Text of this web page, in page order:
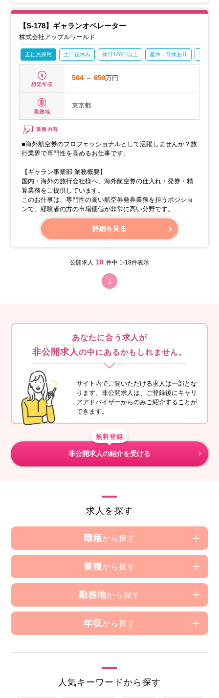
ホテル内の気持ちの良い環境を保っていただきます。
【S-178】ギャランオペレーター
株式会社アップルワールド
正社員採用 土日祝休み 休日120日以上 産休・育休あり 賞与あ
想定年収
504 ～650万円
勤務地
東京都
業務内容
■海外航空券のプロフェッショナルとして活躍しませんか？旅
行業界で専門性を高めるお仕事です。
【ギャラン事業部 業務概要】
国内・海外の旅行会社様へ、海外航空券の仕入れ・発券・精
算業務をご提供しています。
このお仕事は、専門性の高い航空券発券業務を担うポジショ
ンで、経験者の方の市場価値が非常に高い分野です。
全国に約1万社以上の旅行会社がある中で、海外航空券を発券
できるのはIATA公認代理店の約250社のみであり、とても必
要とされている事業を展開しています。
国内の旅行会社様には、テクノロジーを活用した効率的な発
券システムをご提案しています。
詳細を見る
公開求人 18 件中 1-18件表示
1
あなたに合う求人が
非公開求人の中にあるかもしれません。
サイト内でご覧いただける求人は一部とな
ります。非公開求人は、ご登録後にキャリ
アアドバイザーからのみご紹介することが
できます。
無料登録
非公開求人の紹介を受ける
求人を探す
職種から探す
業種から探す
勤務地から探す
年収 から探す
人気キーワードから探す